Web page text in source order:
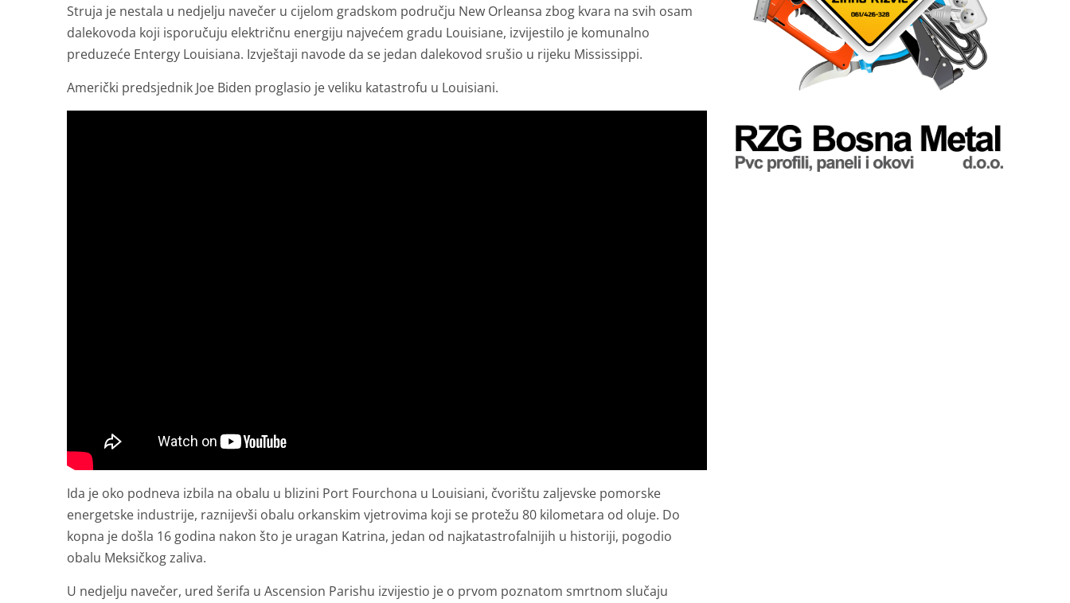
Struja je nestala u nedjelju navečer u cijelom gradskom području New Orleansa zbog kvara na svih osam
dalekovoda koji isporučuju električnu energiju najvećem gradu Louisiane, izvijestilo je komunalno
preduzeće Entergy Louisiana. Izvještaji navode da se jedan dalekovod srušio u rijeku Mississippi.
Američki predsjednik Joe Biden proglasio je veliku katastrofu u Louisiani.
Ida je oko podneva izbila na obalu u blizini Port Fourchona u Louisiani, čvorištu zaljevske pomorske
energetske industrije, raznijevši obalu orkanskim vjetrovima koji se protežu 80 kilometara od oluje. Do
kopna je došla 16 godina nakon što je uragan Katrina, jedan od najkatastrofalnijih u historiji, pogodio
obalu Meksičkog zaliva.
U nedjelju navečer, ured šerifa u Ascension Parishu izvijestio je o prvom poznatom smrtnom slučaju